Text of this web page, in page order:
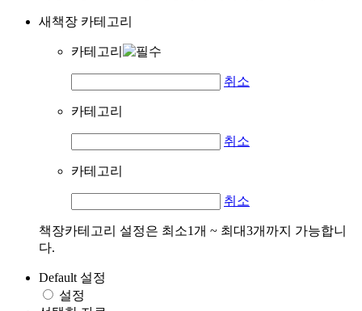
새책장 카테고리
카테고리
취소
카테고리
취소
카테고리
취소
책장카테고리 설정은 최소1개 ~ 최대3개까지 가능합니
다.
Default 설정
설정